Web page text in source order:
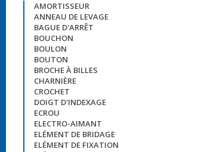
AMORTISSEUR
ANNEAU DE LEVAGE
BAGUE D'ARRÊT
BOUCHON
BOULON
BOUTON
BROCHE À BILLES
CHARNIÈRE
CROCHET
DOIGT D'INDEXAGE
ECROU
ELECTRO-AIMANT
ELÉMENT DE BRIDAGE
ELÉMENT DE FIXATION